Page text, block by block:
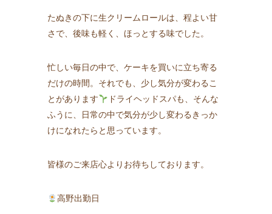
たぬきの下に生クリームロールは、程よい甘
さで、後味も軽く、ほっとする味でした。
忙しい毎日の中で、ケーキを買いに立ち寄る
だけの時間。それでも、少し気分が変わるこ
とがあります
ドライヘッドスパも、そんな
ふうに、日常の中で気分が少し変わるきっか
けになれたらと思っています。
皆様のご来店心よりお待ちしております。
高野出勤日